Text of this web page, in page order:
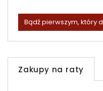
Bądź pierwszym, który
Zakupy na raty